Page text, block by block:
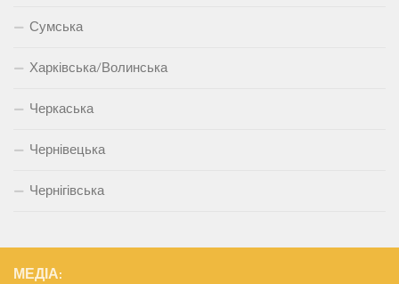
Сумська
Харківська/Волинська
Черкаська
Чернівецька
Чернігівська
МЕДІА: